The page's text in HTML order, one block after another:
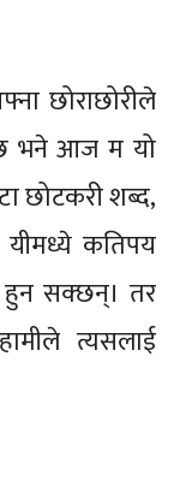
छोराछोरीले
भने आज म यो
छोटकरी शब्द,
कतिपय
हुन सक्छन्। तर
त्यसलाई